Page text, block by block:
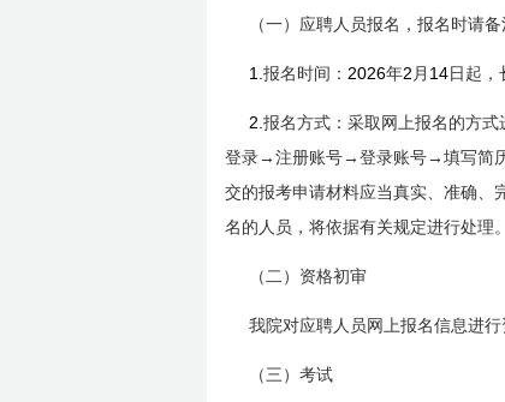
（一）应聘人员报名，报名时请
1. 报名时间： 2026年2 月 14日 起，
2. 报名方式：采取网上报名的方
登录→注册账号→登录账号→填写简
交的报考申请材料应当真实、准确、
名的人员，将依据有关规定进行处理
（二）资格初审
我院对应聘人员网上报名信息进行
（三）考试